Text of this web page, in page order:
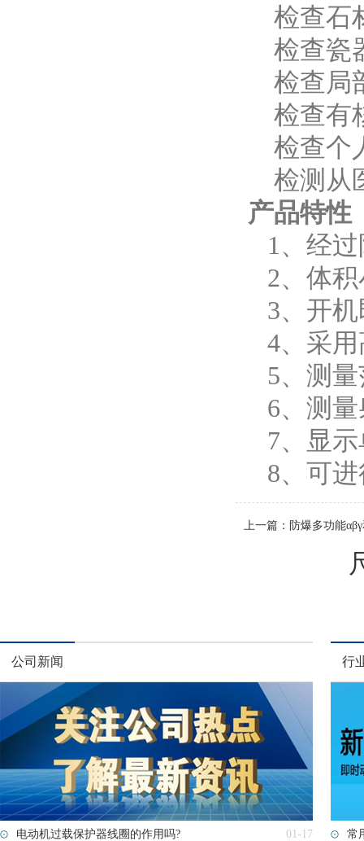
检查石
检查瓷
检查局
检查有
检查个
检测从
产品特性
1、经
2、体
3、开
4、采
5、测量
6、测
7、显
8、可
上一篇： 防爆多功能
公司新闻
电动机过载保护器线圈的作用吗? 01-17
行
常